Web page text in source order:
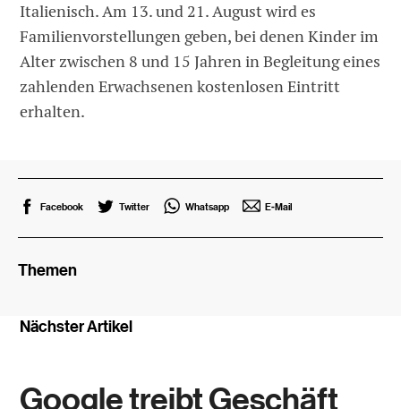
Italienisch. Am 13. und 21. August wird es
Familienvorstellungen geben, bei denen Kinder im
Alter zwischen 8 und 15 Jahren in Begleitung eines
zahlenden Erwachsenen kostenlosen Eintritt
erhalten.
Facebook Twitter Whatsapp E-Mail
Themen
Nächster Artikel
Google treibt Geschäft